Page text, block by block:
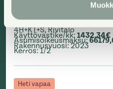
94,5
4H+KT+S,Rivitalo
Käyttövastike/kk: 1432,34€
Asumisoikeusmaksu:
Rakennusvuosi:2023
Kerros:1/2
Heti vapaa